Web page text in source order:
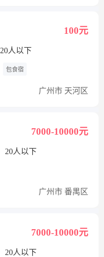
100元
20人以下
包食宿
广州市 天河区
7000-10000元
20人以下
广州市 番禺区
7000-10000元
20人以下